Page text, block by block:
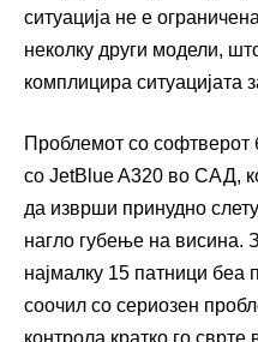
ситуација не е
неколку други модели,
комплицира ситуацијата
Проблемот со софтверот
со JetBlue A320 во САД,
да изврши принудно
нагло губење на висина.
најмалку 15 патници беа
соочил со сериозен